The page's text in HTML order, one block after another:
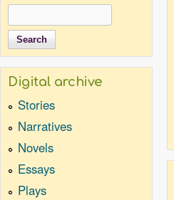
Search form
Digital archive
Stories
Narratives
Novels
Essays
Plays